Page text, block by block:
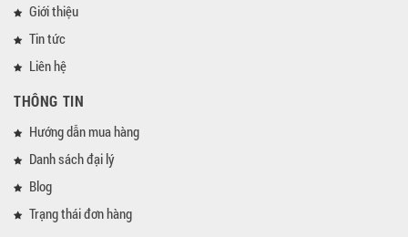
Giới thiệu
Tin tức
Liên hệ
THÔNG TIN
Hướng dẫn mua hàng
Danh sách đại lý
Blog
Trạng thái đơn hàng